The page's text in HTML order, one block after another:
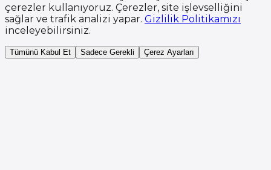
çerezler kullanıyoruz. Çerezler, site işlevselliğini
sağlar ve trafik analizi yapar. Gizlilik Politikamızı
inceleyebilirsiniz.
Tümünü Kabul Et Sadece Gerekli Çerez Ayarları